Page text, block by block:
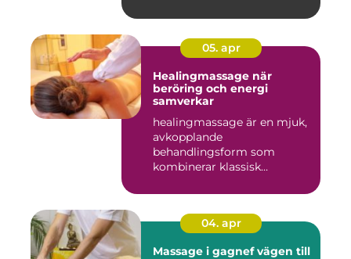
05. apr
Healingmassage när
beröring och energi
samverkar
healingmassage är en mjuk,
avkopplande
behandlingsform som
kombinerar klassisk
04. apr
Massage i gagnef vägen till